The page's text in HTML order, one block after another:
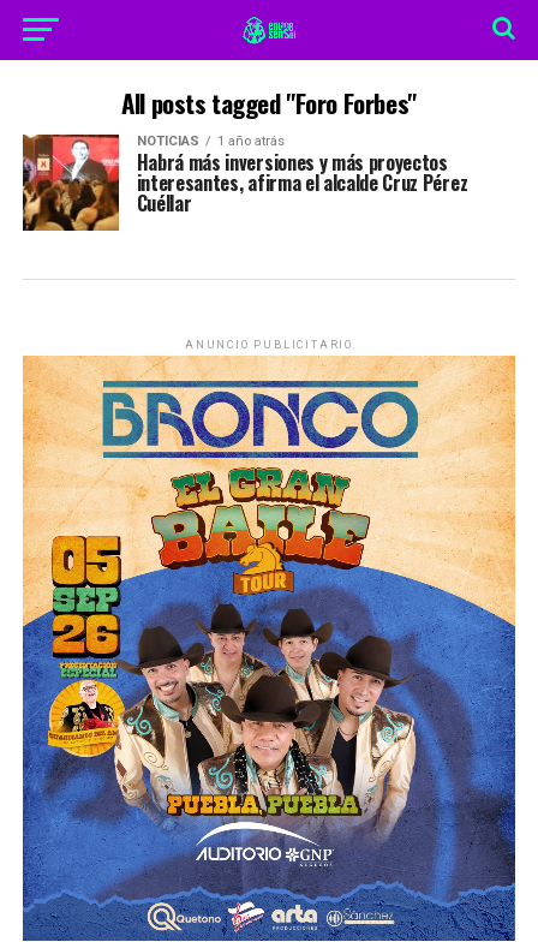
All posts tagged "Foro Forbes"
NOTICIAS 1 año atrás
Habrá más inversiones y más proyectos
interesantes, afirma el alcalde Cruz Pérez
Cuéllar
ANUNCIO PUBLICITARIO